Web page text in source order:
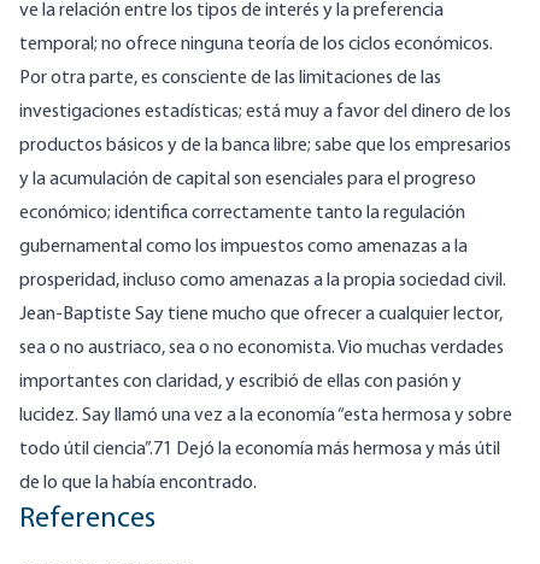
ve la relación entre los tipos de interés y la preferencia
temporal; no ofrece ninguna teoría de los ciclos económicos.
Por otra parte, es consciente de las limitaciones de las
investigaciones estadísticas; está muy a favor del dinero de los
productos básicos y de la banca libre; sabe que los empresarios
y la acumulación de capital son esenciales para el progreso
económico; identifica correctamente tanto la regulación
gubernamental como los impuestos como amenazas a la
prosperidad, incluso como amenazas a la propia sociedad civil.
Jean-Baptiste Say tiene mucho que ofrecer a cualquier lector,
sea o no austriaco, sea o no economista. Vio muchas verdades
importantes con claridad, y escribió de ellas con pasión y
lucidez. Say llamó una vez a la economía “esta hermosa y sobre
todo útil ciencia”.71 Dejó la economía más hermosa y más útil
de lo que la había encontrado.
References